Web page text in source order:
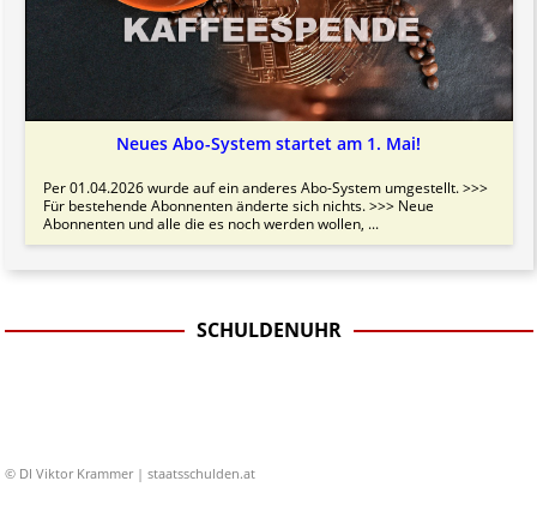
Neues Abo-System startet am 1. Mai!
Per 01.04.2026 wurde auf ein anderes Abo-System umgestellt. >>>
Für bestehende Abonnenten änderte sich nichts. >>> Neue
Abonnenten und alle die es noch werden wollen, ...
SCHULDENUHR
© DI Viktor Krammer | staatsschulden.at